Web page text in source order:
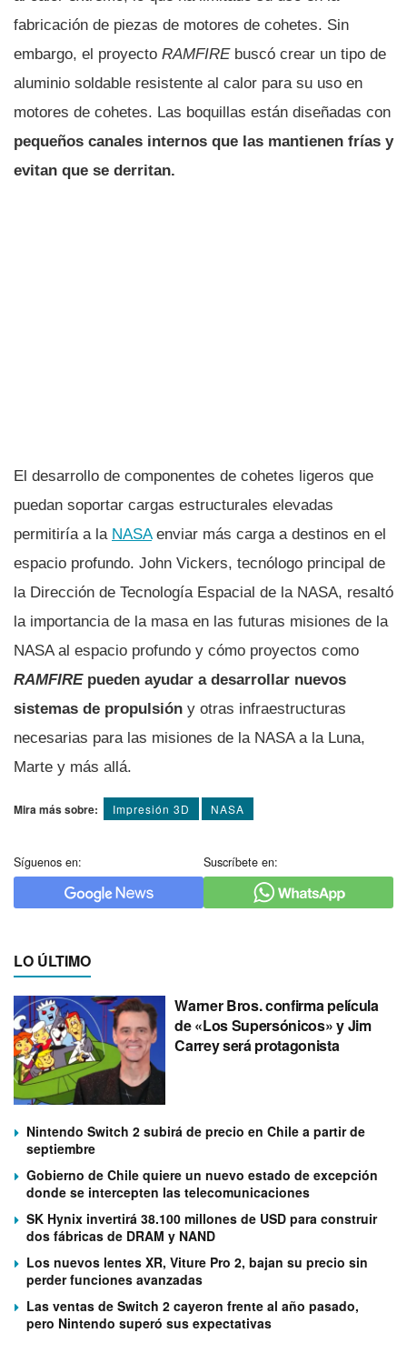
fabricación de piezas de motores de cohetes. Sin
embargo, el proyecto RAMFIREbuscó crear un tipo de
aluminio soldable resistente al calor para su uso en
motores de cohetes. Las boquillas están diseñadas con
pequeños canales internos que las mantienen frías y
evitan que se derritan.
El desarrollo de componentes de cohetes ligeros que
puedan soportar cargas estructurales elevadas
permitiría a la NASAenviar más carga a destinos en el
espacio profundo. John Vickers, tecnólogo principal de
la Dirección de Tecnología Espacial de la NASA, resaltó
la importancia de la masa en las futuras misiones de la
NASA al espacio profundo y cómo proyectos como
RAMFIREpueden ayudar a desarrollar nuevos
sistemas de propulsión y otras infraestructuras
necesarias para las misiones de la NASA a la Luna,
Marte y más allá.
Mira más sobre: Impresión 3D NASA
Síguenos en: Suscríbete en:
LO ÚLTIMO
Warner Bros. confirma película
de «Los Supersónicos» y Jim
Carrey será protagonista
Nintendo Switch 2 subirá de precio en Chile a partir de
septiembre
Gobierno de Chile quiere un nuevo estado de excepción
donde se intercepten las telecomunicaciones
SK Hynix invertirá 38.100 millones de USD para construir
dos fábricas de DRAM y NAND
Los nuevos lentes XR, Viture Pro 2, bajan su precio sin
perder funciones avanzadas
Las ventas de Switch 2 cayeron frente al año pasado,
pero Nintendo superó sus expectativas